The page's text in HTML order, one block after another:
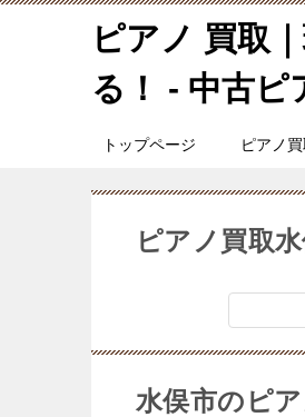
ピアノ 買取
る！ - 中古ピ
トップページ ピアノ
ピアノ買取
水俣市のピ